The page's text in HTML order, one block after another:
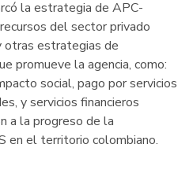
la estrategia de APC-
del sector privado
otras estrategias de
promueve la agencia, como:
social, pago por servicios
y servicios financieros
a la progreso de la
en el territorio colombiano.